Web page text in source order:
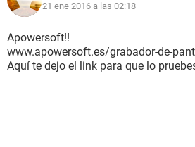
21 ene 2016 a las 02:18
Apowersoft!!
www.apowersoft.es/grabador-de-
Aquí te dejo el link para que lo